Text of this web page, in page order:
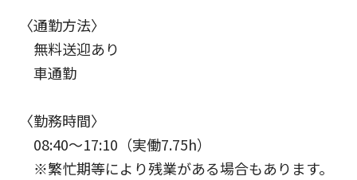
〈通勤方法〉
無料送迎あり
車通勤
〈勤務時間〉
08:40～17:10（実働7.75h）
※繁忙期等により残業がある場合もあります。